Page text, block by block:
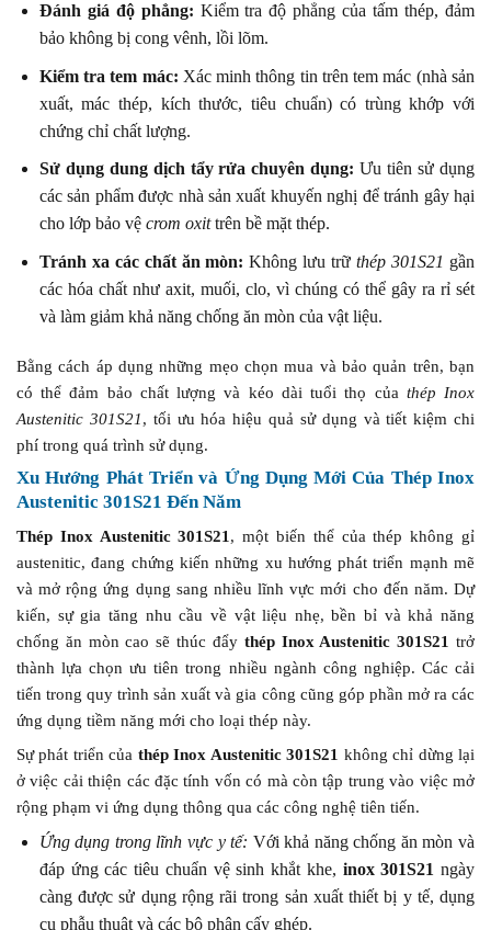
Đánh giá độ phẳng: Kiểm tra độ phẳng của tấm thép, đảm
bảo không bị cong vênh, lồi lõm.
Kiểm tra tem mác: Xác minh thông tin trên tem mác (nhà sản
xuất, mác thép, kích thước, tiêu chuẩn) có trùng khớp với
chứng chỉ chất lượng.
Sử dụng dung dịch tẩy rửa chuyên dụng: Ưu tiên sử dụng
các sản phẩm được nhà sản xuất khuyến nghị để tránh gây hại
cho lớp bảo vệ crom oxittrên bề mặt thép.
Tránh xa các chất ăn mòn: Không lưu trữthép 301S21 gần
các hóa chất như axit, muối, clo, vì chúng có thể gây ra rỉ sét
và làm giảm khả năng chống ăn mòn của vật liệu.
Bằng cách áp dụng những mẹo chọn mua và bảo quản trên, bạn
có thể đảm bảo chất lượng và kéo dài tuổi thọ của thép Inox
Austenitic 301S21, tối ưu hóa hiệu quả sử dụng và tiết kiệm chi
phí trong quá trình sử dụng.
Xu Hướng Phát Triển và Ứng Dụng Mới Của Thép Inox
Austenitic 301S21 Đến Năm
Thép Inox Austenitic 301S21 , một biến thể của thép không gỉ
austenitic, đang chứng kiến những xu hướng phát triển mạnh mẽ
và mở rộng ứng dụng sang nhiều lĩnh vực mới cho đến năm. Dự
kiến, sự gia tăng nhu cầu về vật liệu nhẹ, bền bỉ và khả năng
chống ăn mòn cao sẽ thúc đẩy thép Inox Austenitic 301S21 trở
thành lựa chọn ưu tiên trong nhiều ngành công nghiệp. Các cải
tiến trong quy trình sản xuất và gia công cũng góp phần mở ra các
ứng dụng tiềm năng mới cho loại thép này.
Sự phát triển của thép Inox Austenitic 301S21 không chỉ dừng lại
ở việc cải thiện các đặc tính vốn có mà còn tập trung vào việc mở
rộng phạm vi ứng dụng thông qua các công nghệ tiên tiến.
Ứng dụng trong lĩnh vực y tế: Với khả năng chống ăn mòn và
đáp ứng các tiêu chuẩn vệ sinh khắt khe, inox 301S21 ngày
càng được sử dụng rộng rãi trong sản xuất thiết bị y tế, dụng
cụ phẫu thuật và các bộ phận cấy ghép.